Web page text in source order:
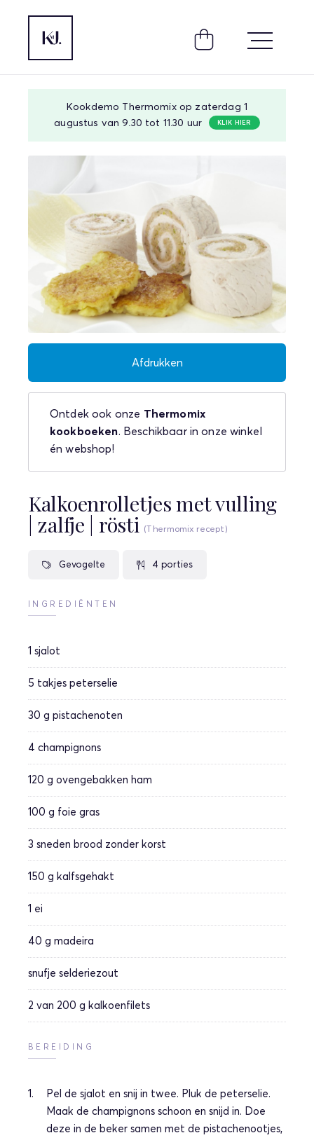
Kookdemo Thermomix op zaterdag 1
augustus van 9.30 tot 11.30 uur
KLIK HIER
Afdrukken
Ontdek ook onze Thermomix
kookboeken. Beschikbaar in onze winkel
én webshop!
Kalkoenrolletjes met vulling
| zalfje | rösti (Thermomix recept)
Gevogelte 4 porties
INGREDIËNTEN
1 sjalot
5 takjes peterselie
30 g pistachenoten
4 champignons
120 g ovengebakken ham
100 g foie gras
3 sneden brood zonder korst
150 g kalfsgehakt
1 ei
40 g madeira
snufje selderiezout
2 van 200 g kalkoenfilets
BEREIDING
Pel de sjalot en snij in twee. Pluk de peterselie.
Maak de champignons schoon en snijd in. Doe
deze in de beker samen met de pistachenootjes,